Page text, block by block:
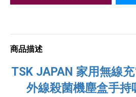
商品描述
TSK JAPAN 家用無線
外線殺菌機塵盒手持